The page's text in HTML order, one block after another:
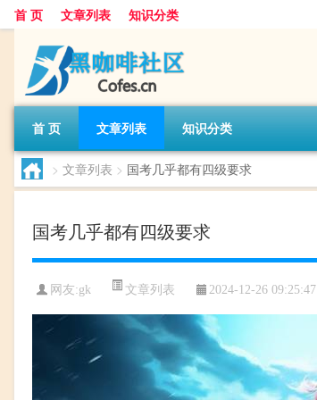
首 页 文章列表 知识分类
首 页 文章列表 知识分类
> 文章列表 > 国考几乎都有四级要求
国考几乎都有四级要求
网友:gk 文章列表 2024-12-26 09:25:47